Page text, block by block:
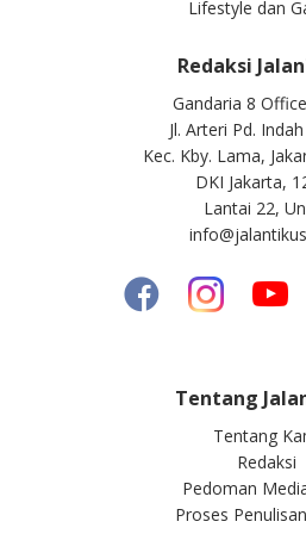
Lifestyle dan
Redaksi
Gandaria 8
Jl. Arteri Pd.
Kec. Kby. Lama,
DKI Jakarta,
Lantai 22,
Tentang
Tentang
Redaksi
Pedoman
Proses